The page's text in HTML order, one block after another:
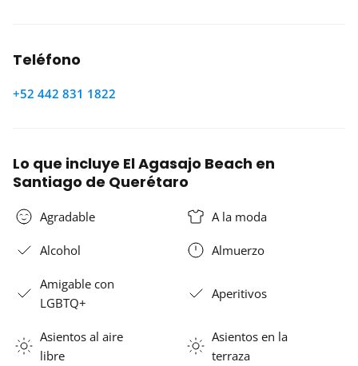
Teléfono
+52 442 831 1822
Lo que incluye El Agasajo Beach en
Santiago de Querétaro
Agradable A la moda
Alcohol Almuerzo
Amigable con
LGBTQ+
Aperitivos
Asientos al aire
libre
Asientos en la
terraza